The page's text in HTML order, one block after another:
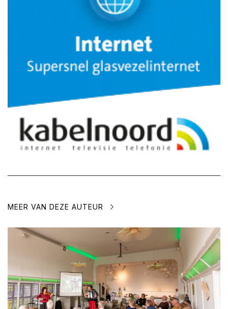
MEER VAN DEZE AUTEUR